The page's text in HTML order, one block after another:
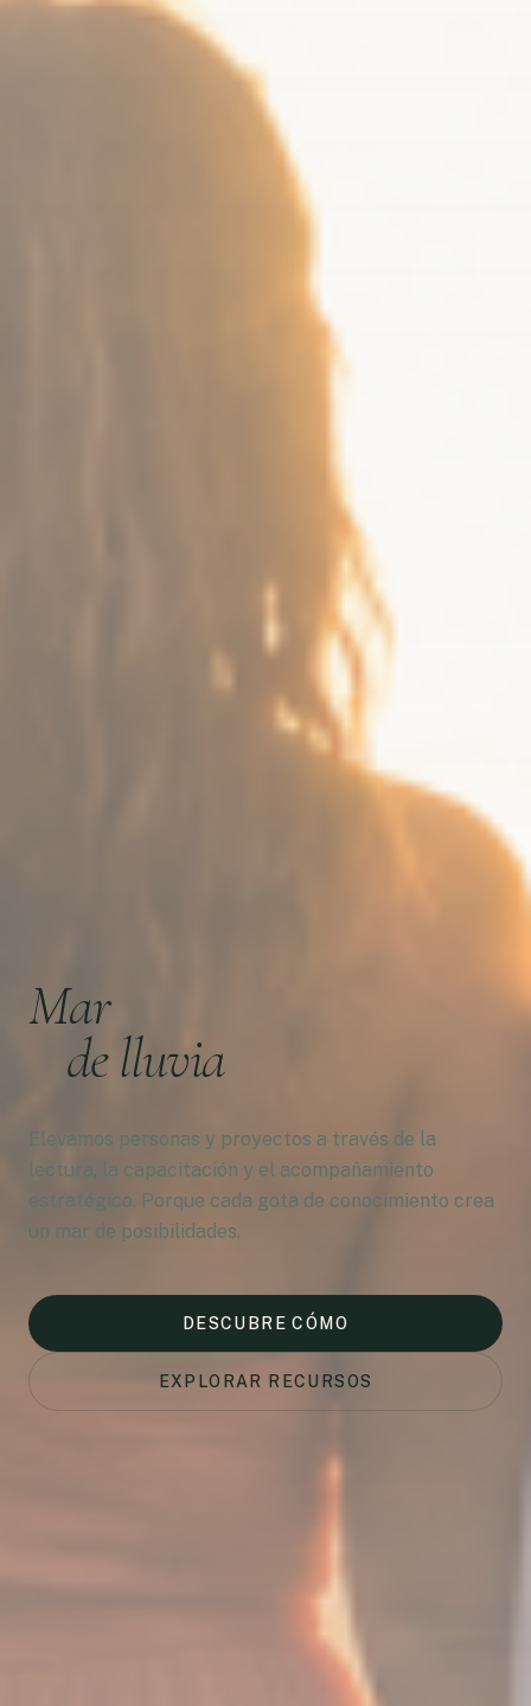
Mar
de lluvia
Elevamos personas y proyectos a través de la
lectura, la capacitación y el acompañamiento
estratégico. Porque cada gota de conocimiento crea
un mar de posibilidades.
DESCUBRE CÓMO
EXPLORAR RECURSOS